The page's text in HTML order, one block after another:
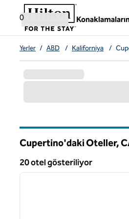
İçeriğe geçiş yap
0
,Yeni bir sekme açar
Yerler / ABD / Kaliforniya /
Cupertino'daki Oteller,
20 otel gösteriliyor
20 otel gösteriliyor
1 / 12